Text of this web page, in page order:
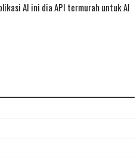
AI ini dia API termurah untuk AI